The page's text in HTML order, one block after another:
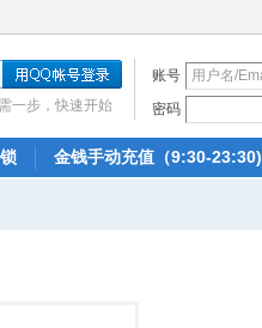
账号
密码
一步，快速开始
金钱手动充值（9:30-23:30)